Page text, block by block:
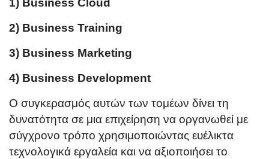
1) Business Cloud
2) Business Training
3) Business Marketing
4) Business Development
Ο συγκερασμός αυτών των τομέων δίνει τη
δυνατότητα σε μια επιχείρηση να οργανωθεί με
σύγχρονο τρόπο χρησιμοποιώντας ευέλικτα
τεχνολογικά εργαλεία και να αξιοποιήσει το